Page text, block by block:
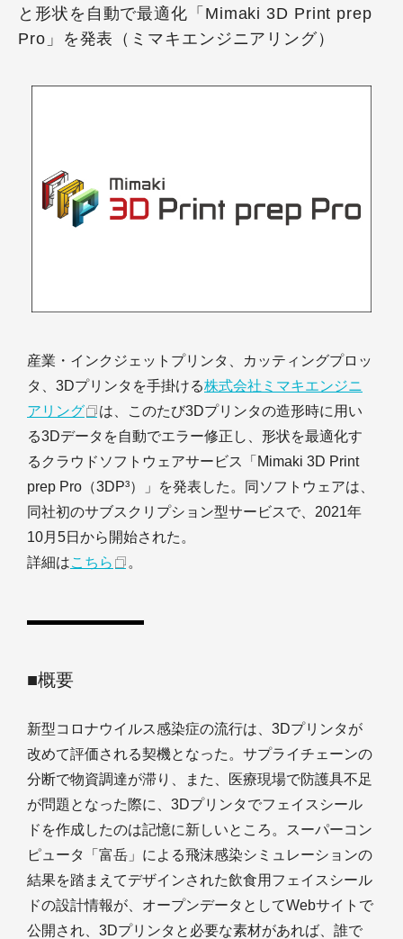
と形状を自動で最適化「Mimaki 3D Print prep
Pro」を発表（ミマキエンジニアリング）
産業・インクジェットプリンタ、カッティングプロッ
タ、3Dプリンタを手掛ける株式会社ミマキエンジニ
アリング
は、このたび3Dプリンタの造形時に用い
る3Dデータを自動でエラー修正し、形状を最適化す
るクラウドソフトウェアサービス「Mimaki 3D Print
prep Pro（3DP³）」を発表した。同ソフトウェアは、
同社初のサブスクリプション型サービスで、2021年
10月5日から開始された。
詳細はこちら 。
■概要
新型コロナウイルス感染症の流行は、3Dプリンタが
改めて評価される契機となった。サプライチェーンの
分断で物資調達が滞り、また、医療現場で防護具不足
が問題となった際に、3Dプリンタでフェイスシール
ドを作成したのは記憶に新しいところ。スーパーコン
ピュータ「富岳」による飛沫感染シミュレーションの
結果を踏まえてデザインされた飲食用フェイスシール
ドの設計情報が、オープンデータとしてWebサイトで
公開され、3Dプリンタと必要な素材があれば、誰で